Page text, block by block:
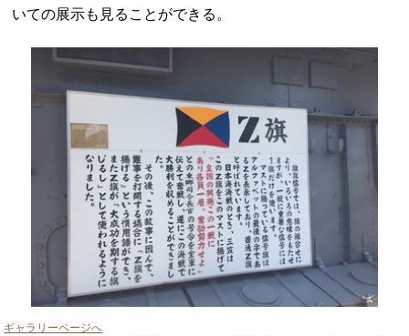
いての展示も見ることができる。
ギャラリーページへ